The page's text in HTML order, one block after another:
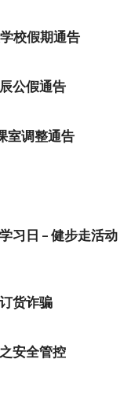
校假期通告
公假通告
室调整通告
习日 – 健步走活动
货诈骗
安全管控